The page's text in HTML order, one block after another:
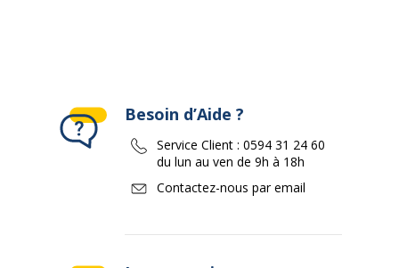
Besoin d’Aide ?
Service Client : 0594 31 24 60
du lun au ven de 9h à 18h
Contactez-nous par email